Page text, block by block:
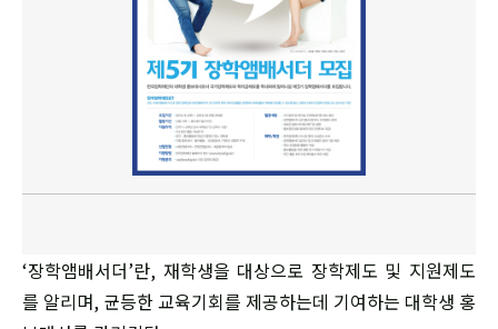
‘장학앰배서더’란, 재학생을 대상으로 장학제도 및 지원제도
를 알리며, 균등한 교육기회를 제공하는데 기여하는 대학생 홍